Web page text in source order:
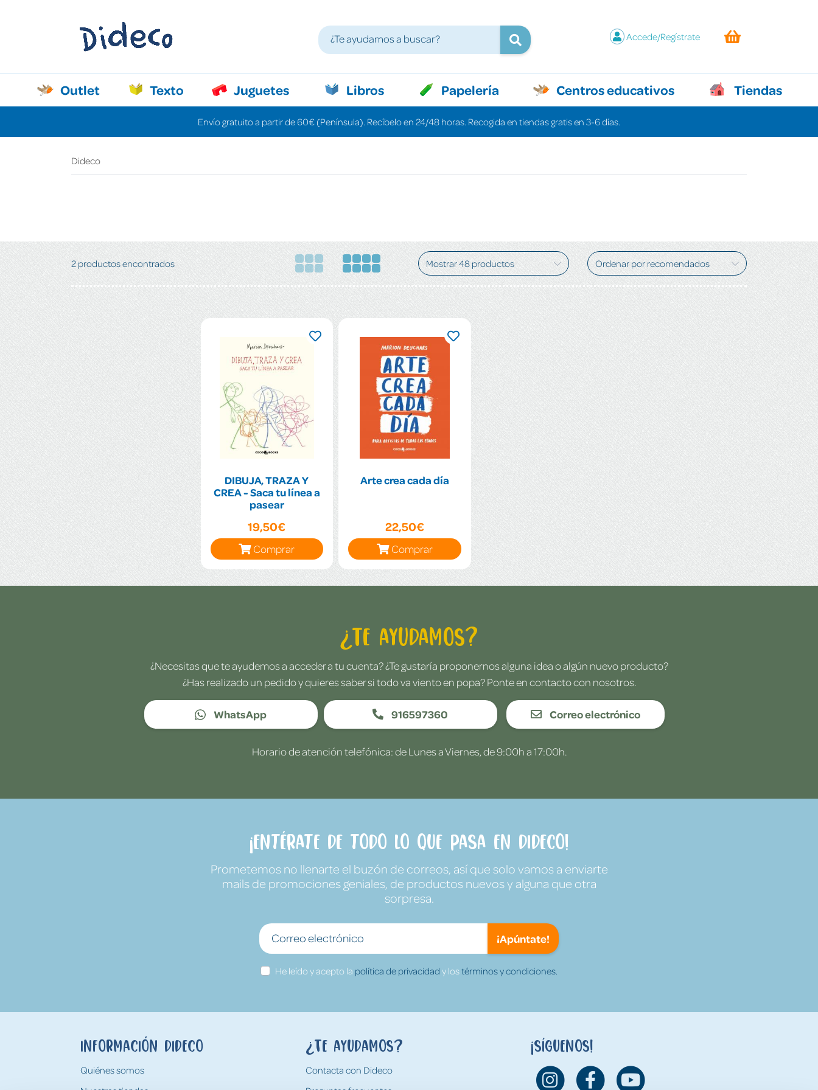
Accede/Regístrate
Outlet Texto Juguetes Libros Papelería Centros educativos Tiendas
Envío gratuito a partir de 60€ (Península). Recíbelo en 24/48 horas. Recogida en tiendas gratis en 3-6 días.
Dideco
2 productos encontrados
DIBUJA, TRAZA Y
CREA - Saca tu línea a
pasear
19,50€
Comprar
Arte crea cada día
22,50€
Comprar
¿Te ayudamos?
¿Necesitas que te ayudemos a acceder a tu cuenta? ¿Te gustaría proponernos alguna idea o algún nuevo producto?
¿Has realizado un pedido y quieres saber si todo va viento en popa? Ponte en contacto con nosotros.
WhatsApp 916597360 Correo electrónico
Horario de atención telefónica: de Lunes a Viernes, de 9:00h a 17:00h.
¡Entérate de todo lo que pasa en Dideco!
Prometemos no llenarte el buzón de correos, así que solo vamos a enviarte
mails de promociones geniales, de productos nuevos y alguna que otra
sorpresa.
¡Apúntate!
He leído y acepto la política de privacidad y lostérminos y condiciones.
Información Dideco
Quiénes somos
¿Te ayudamos?
Contacta con Dideco
¡Síguenos!